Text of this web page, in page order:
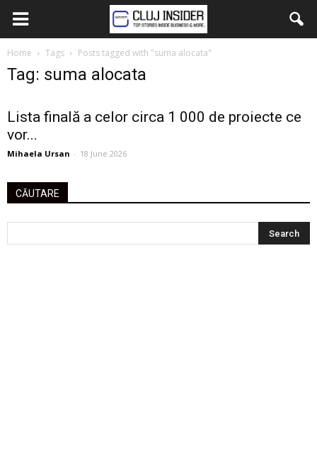
Home Tags Posts tagged with "suma alocata"
Tag: suma alocata
Lista finală a celor circa 1 000 de proiecte ce
vor...
Mihaela Ursan - 18 June 2026
CĂUTARE